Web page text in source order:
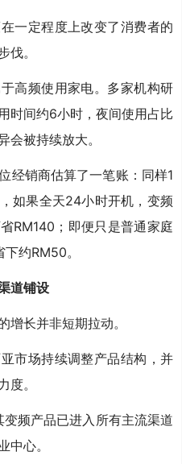
一定程度上改变了消费者的
伐。
高频使用家电。多家机构研
时间约6小时，夜间使用占比
会被持续放大。
经销商估算了一笔账：同样1
如果全天24小时开机，变频
RM140；即便只是普通家庭
约RM50。
道铺设
增长并非短期拉动。
市场持续调整产品结构，并
度。
频产品已进入所有主流渠道
中心。